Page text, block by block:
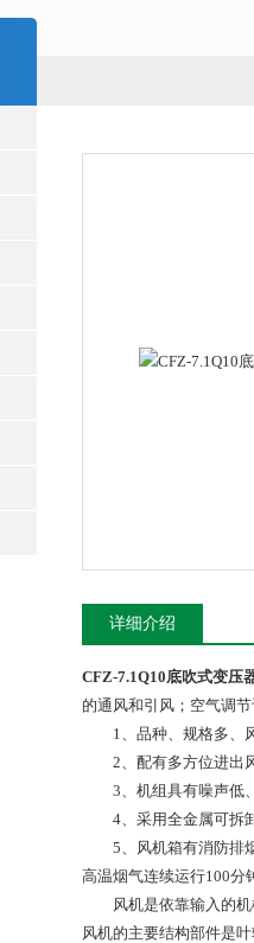
详细介绍
CFZ-7.1Q10底吹式变压
的通风和引风；空气调
1、品种、规格多、
2、配有多方位进出风
3、机组具有噪声低
4、采用全金属可拆卸
5、风机箱有消防排烟
高温烟气连续运行100分
风机是依靠输入的机
风机的主要结构部件是